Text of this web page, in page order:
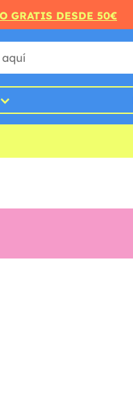
GRATIS DESDE 50€